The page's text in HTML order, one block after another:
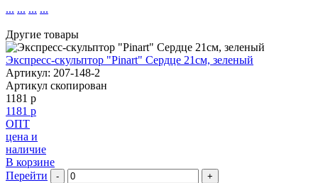
... ... ... ...
Другие товары
Экспресс-скульптор "Pinart" Сердце 21см, зеленый
Артикул: 207-148-2
Артикул скопирован
1181 р
1181 р
ОПТ
цена и
наличие
В корзине
Перейти
- +